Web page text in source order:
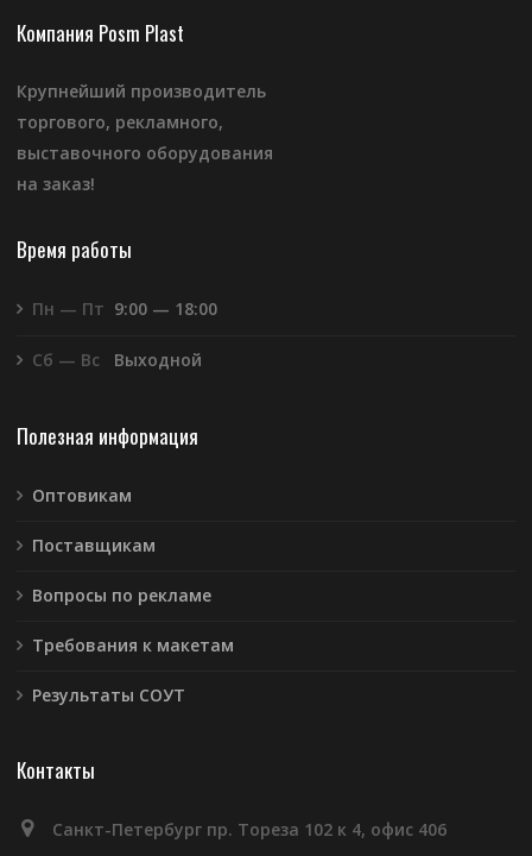
Компания Posm Plast
Крупнейший производитель
торгового, рекламного,
выставочного оборудования
на заказ!
Время работы
Пн — Пт 9:00 — 18:00
Сб — Вс Выходной
Полезная информация
Оптовикам
Поставщикам
Вопросы по рекламе
Требования к макетам
Результаты СОУТ
Контакты
Санкт-Петербург пр. Тореза 102 к 4, офис 406